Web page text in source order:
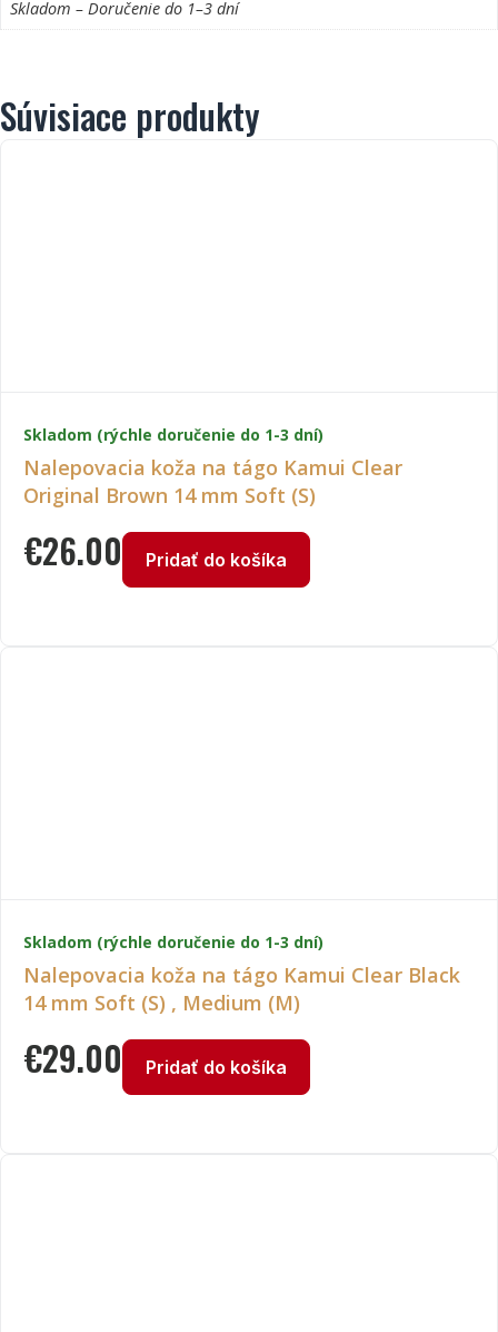
Skladom – Doručenie do 1–3 dní
Súvisiace produkty
Skladom (rýchle doručenie do 1-3 dní)
Nalepovacia koža na tágo Kamui Clear
Original Brown 14 mm Soft (S)
€26.00 Pridať do košíka
Skladom (rýchle doručenie do 1-3 dní)
Nalepovacia koža na tágo Kamui Clear Black
14 mm Soft (S) , Medium (M)
€29.00 Pridať do košíka